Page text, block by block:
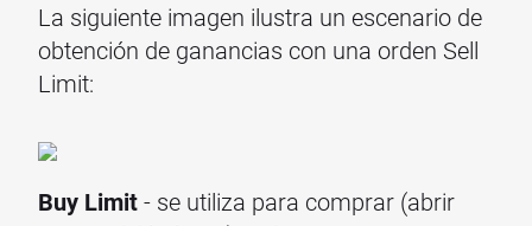
La siguiente imagen ilustra un escenario de
obtención de ganancias con una orden Sell
Limit:
Buy Limit- se utiliza para comprar (abrir